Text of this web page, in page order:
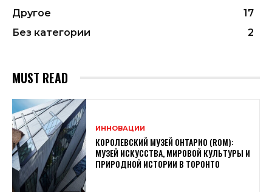
Другое
17
Без категории
2
MUST READ
ИННОВАЦИИ
КОРОЛЕВСКИЙ МУЗЕЙ ОНТАРИО (ROM):
МУЗЕЙ ИСКУССТВА, МИРОВОЙ КУЛЬТУРЫ И
ПРИРОДНОЙ ИСТОРИИ В ТОРОНТО